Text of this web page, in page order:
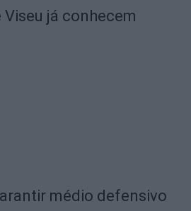
já conhecem
médio defensivo